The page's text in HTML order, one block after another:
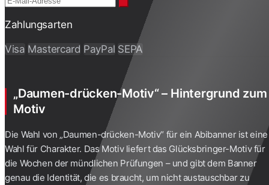
Zahlungsarten
Visa Mastercard PayPal SEPA
„Daumen-drücken-Motiv“ – Hintergrund zum
Motiv
Die Wahl von „Daumen-drücken-Motiv“ für ein Abibannerist eine
Wahl für Charakter. Das Motiv liefert das Glücksbringer-Motiv für
die Wochen der mündlichen Prüfungen – und gibt dem Banner
genau die Identität, die es braucht, um nicht austauschbar zu